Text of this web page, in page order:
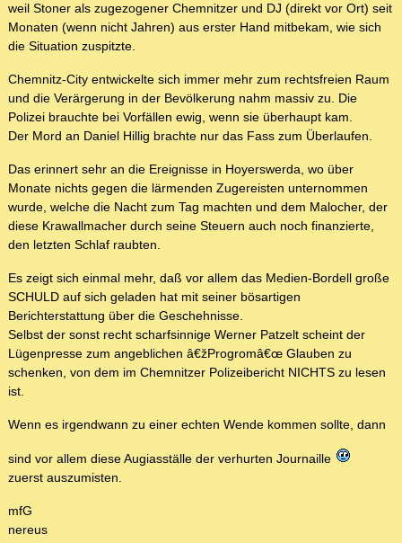
weil Stoner als zugezogener Chemnitzer und DJ (direkt vor Ort) seit
Monaten (wenn nicht Jahren) aus erster Hand mitbekam, wie sich
die Situation zuspitzte.
Chemnitz-City entwickelte sich immer mehr zum rechtsfreien Raum
und die Verärgerung in der Bevölkerung nahm massiv zu. Die
Polizei brauchte bei Vorfällen ewig, wenn sie überhaupt kam.
Der Mord an Daniel Hillig brachte nur das Fass zum Überlaufen.
Das erinnert sehr an die Ereignisse in Hoyerswerda, wo über
Monate nichts gegen die lärmenden Zugereisten unternommen
wurde, welche die Nacht zum Tag machten und dem Malocher, der
diese Krawallmacher durch seine Steuern auch noch finanzierte,
den letzten Schlaf raubten.
Es zeigt sich einmal mehr, daß vor allem das Medien-Bordell große
SCHULD auf sich geladen hat mit seiner bösartigen
Berichterstattung über die Geschehnisse.
Selbst der sonst recht scharfsinnige Werner Patzelt scheint der
Lügenpresse zum angeblichen â€žProgromâ€œ Glauben zu
schenken, von dem im Chemnitzer Polizeibericht NICHTS zu lesen
ist.
Wenn es irgendwann zu einer echten Wende kommen sollte, dann
sind vor allem diese Augiasställe der verhurten Journaille
zuerst auszumisten.
mfG
nereus